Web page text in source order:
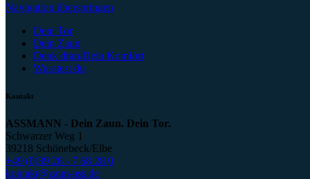
Navigation überspringen
Dein Tor
Dein Zaun
Denk dran/Dein Komfort
Wusstest du
Kontakt
ASSMANN - Dein Zaun. Dein Tor.
Schwarzer Weg 1
39218 Schönebeck/Elbe
+49 (0)39 28 - 7 68 28 0
kontakt@zaun-ass.de